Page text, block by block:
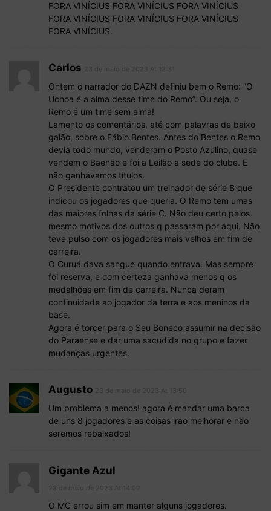
FORA VINÍCIUS FORA VINÍCIUS FORA VINÍCIUS
FORA VINÍCIUS FORA VINÍCIUS FORA VINÍCIUS
FORA VINÍCIUS.
Carlos
Ontem o narrador do DAZN definiu bem o Remo: “O
Uchoa é a alma desse time do Remo”. Ou seja, o
Remo é um time sem alma!
Lamento os comentários, até com palavras de baixo
galão, sobre o Fábio Bentes. Antes do Bentes o Remo
devia todo mundo, venderam o Posto Azulino, quase
vendem o Baenão e foi a Leilão a sede do clube. E
não ganhávamos títulos.
O Presidente contratou um treinador de série B que
indicou os jogadores que queria. O Remo tem umas
das maiores folhas da série C. Não deu certo pelos
mesmo motivos dos outros q passaram por aqui. Não
teve pulso com os jogadores mais velhos em fim de
carreira.
O Curuá dava sangue quando entrava. Mas sempre
foi reserva, e com certeza ganhava menos q os
medalhões em fim de carreira. Nunca deram
continuidade ao jogador da terra e aos meninos da
base.
Agora é torcer para o Seu Boneco assumir na decisão
do Paraense e dar uma sacudida no grupo e fazer
mudanças urgentes.
Augusto
Um problema a menos! agora é mandar uma barca
de uns 8 jogadores e as coisas irão melhorar e não
seremos rebaixados!
Gigante Azul
O MC errou sim em manter alguns jogadores.